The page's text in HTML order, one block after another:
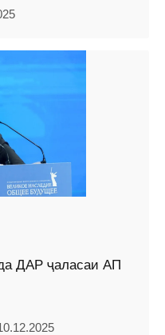
ДАР ҷаласаи АП